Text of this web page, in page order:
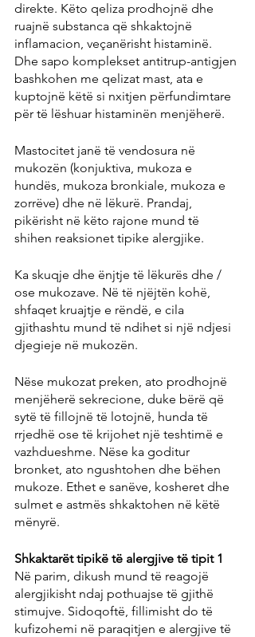
direkte. Këto qeliza prodhojnë dhe
ruajnë substanca që shkaktojnë
inflamacion, veçanërisht histaminë.
Dhe sapo komplekset antitrup-antigjen
bashkohen me qelizat mast, ata e
kuptojnë këtë si nxitjen përfundimtare
për të lëshuar histaminën menjëherë.
Mastocitet janë të vendosura në
mukozën (konjuktiva, mukoza e
hundës, mukoza bronkiale, mukoza e
zorrëve) dhe në lëkurë. Prandaj,
pikërisht në këto rajone mund të
shihen reaksionet tipike alergjike.
Ka skuqje dhe ënjtje të lëkurës dhe /
ose mukozave. Në të njëjtën kohë,
shfaqet kruajtje e rëndë, e cila
gjithashtu mund të ndihet si një ndjesi
djegieje në mukozën.
Nëse mukozat preken, ato prodhojnë
menjëherë sekrecione, duke bërë që
sytë të fillojnë të lotojnë, hunda të
rrjedhë ose të krijohet një teshtimë e
vazhdueshme. Nëse ka goditur
bronket, ato ngushtohen dhe bëhen
mukoze. Ethet e sanëve, kosheret dhe
sulmet e astmës shkaktohen në këtë
mënyrë.
Shkaktarët tipikë të alergjive të tipit 1
Në parim, dikush mund të reagojë
alergjikisht ndaj pothuajse të gjithë
stimujve. Sidoqoftë, fillimisht do të
kufizohemi në paraqitjen e alergjive të